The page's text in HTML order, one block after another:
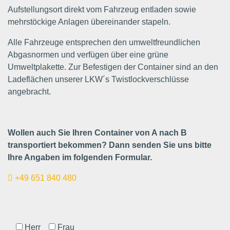
Aufstellungsort direkt vom Fahrzeug entladen sowie
mehrstöckige Anlagen übereinander stapeln.
Alle Fahrzeuge entsprechen den umweltfreundlichen
Abgasnormen und verfügen über eine grüne
Umweltplakette. Zur Befestigen der Container sind an den
Ladeflächen unserer LKW´s Twistlockverschlüsse
angebracht.
Wollen auch Sie Ihren Container von A nach B
transportiert bekommen? Dann senden Sie uns bitte
Ihre Angaben im folgenden Formular.
+49 651 840 480
Herr Frau